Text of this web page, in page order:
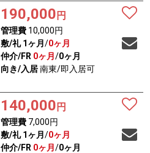
190,000 円
管理費10,000円
敷/礼 1ヶ月 /0ヶ月
仲介/FR 0ヶ月 /0ヶ月
向き/入居南東/即入居可
140,000 円
管理費7,000円
敷/礼 1ヶ月 /0ヶ月
仲介/FR 0ヶ月 /0ヶ月